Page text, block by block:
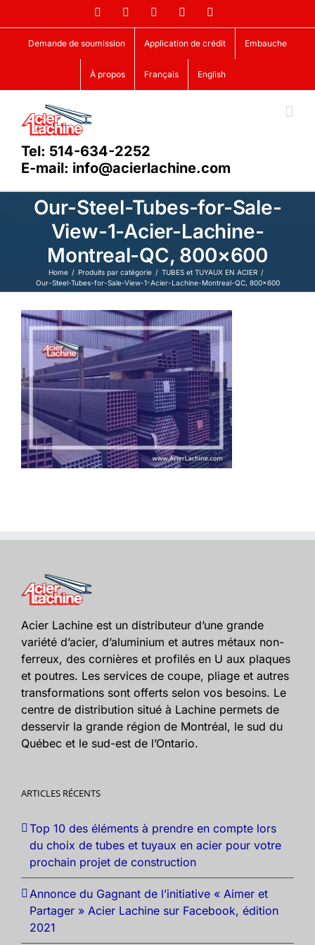
to
content
FacebookLinkedIn YouTube
Demande de soumission Application de crédit Embauche
À propos Français English
Tel: 514-634-2252
E-mail: info@acierlachine.com
Our-Steel-Tubes-for-Sale-
View-1-Acier-Lachine-
Montreal-QC, 800×600
Home Produits par catégorie
TUBES et TUYAUX EN ACIER
Our-Steel-Tubes-for-Sale-View-1-Acier-Lachine-Montreal-QC, 800×600
Acier Lachine est un distributeur d’une grande
variété d’acier, d’aluminium et autres métaux non-
ferreux, des cornières et profilés en U aux plaques
et poutres. Les services de coupe, pliage et autres
transformations sont offerts selon vos besoins. Le
centre de distribution situé à Lachine permets de
desservir la grande région de Montréal, le sud du
Québec et le sud-est de l’Ontario.
ARTICLES RÉCENTS
Top 10 des éléments à prendre en compte lors
du choix de tubes et tuyaux en acier pour votre
prochain projet de construction
Annonce du Gagnant de l’initiative « Aimer et
Partager » Acier Lachine sur Facebook, édition
2021